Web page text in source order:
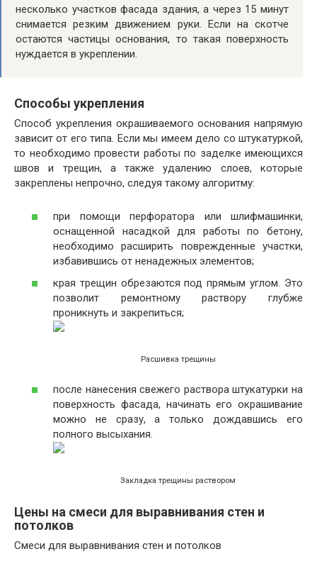
несколько участков фасада здания, а через 15 минут
снимается резким движением руки. Если на скотче
остаются частицы основания, то такая поверхность
нуждается в укреплении.
Способы укрепления
Способ укрепления окрашиваемого основания напрямую
зависит от его типа. Если мы имеем дело со штукатуркой,
то необходимо провести работы по заделке имеющихся
швов и трещин, а также удалению слоев, которые
закреплены непрочно, следуя такому алгоритму:
при помощи перфоратора или шлифмашинки,
оснащенной насадкой для работы по бетону,
необходимо расширить поврежденные участки,
избавившись от ненадежных элементов;
края трещин обрезаются под прямым углом. Это
позволит ремонтному раствору глубже
проникнуть и закрепиться;
Расшивка трещины
после нанесения свежего раствора штукатурки на
поверхность фасада, начинать его окрашивание
можно не сразу, а только дождавшись его
полного высыхания.
Закладка трещины раствором
Цены на смеси для выравнивания стен и
потолков
Смеси для выравнивания стен и потолков